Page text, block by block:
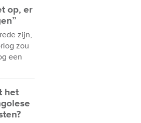
op, er
zijn,
zou
een
het